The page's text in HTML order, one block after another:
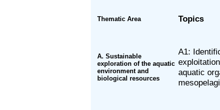
Thematic Area Topics
A. Sustainable
exploration of the aquatic
environment and
biological resources
A1:
aquatic